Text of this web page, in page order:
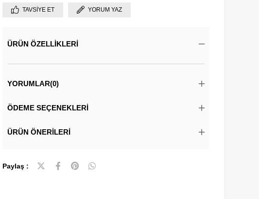
TAVSIYE ET YORUM YAZ
ÜRÜN ÖZELLIKLERI
YORUMLAR(0)
ÖDEME SEÇENEKLERI
ÜRÜN ÖNERILERI
Paylaş :